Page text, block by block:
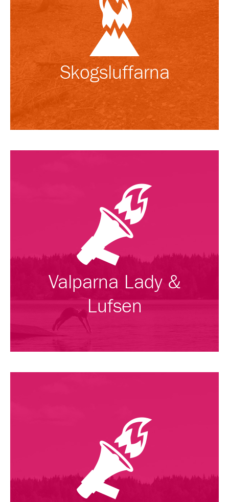
Skogsluffarna
Valparna Lady &
Lufsen